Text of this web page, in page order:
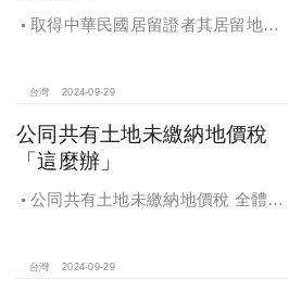
取得中華民國居留證者其居留地址
台灣 2024-09-29
公同共有土地未繳納地價稅
「這麼辦」
公同共有土地未繳納地價稅 全體公
台灣 2024-09-29